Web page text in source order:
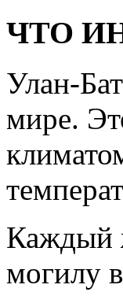
ЧТО
Улан-
мире.
Каждый
могилу